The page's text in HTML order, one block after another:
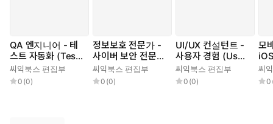
QA 엔지니어 - 테
스트 자동화 (Test
Automation), 품
질 관리 (Quality
Management), 디
씨익북스 편집부
0 (0)
정보보호 전문가 -
사이버 보안 전문
가, 네트워크 보안
전문가, 데이터 보
호 전문가, 암호화
씨익북스 편집부
0 (0)
UI/UX 컨설턴트 -
사용자 경험 (User
Experience), 사용
자 인터페이스 (Us
er Interface), 정
씨익북스 편집부
0 (0)
모
id
씨
0